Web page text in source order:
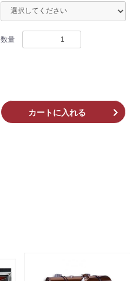
数量
カートに入れる